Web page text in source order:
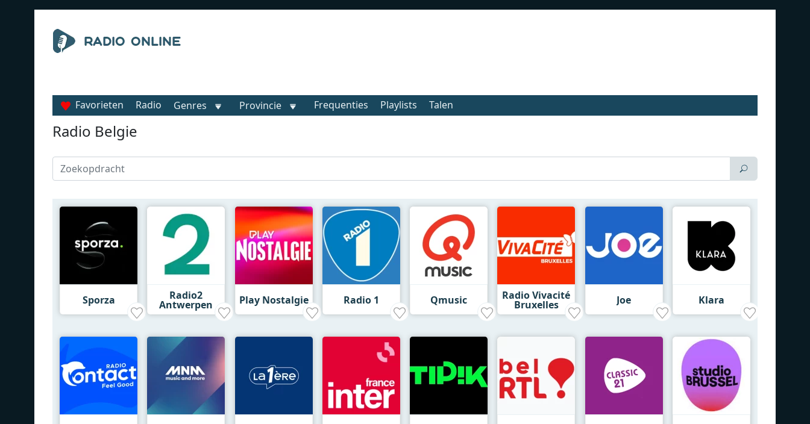
Favorieten Radio Genres Provincie Frequenties Playlists Talen
Radio Belgie
Sporza Radio2
Antwerpen Play Nostalgie Radio 1 Qmusic Radio Vivacité
Bruxelles Joe Klara